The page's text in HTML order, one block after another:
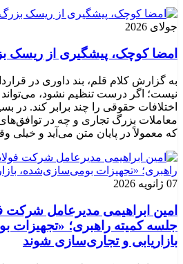
جولای 2026
امضا کوچک، پیشگیری از ریسک
به گزارش کلام قلم، بند داوری در
نیست؛ اگر درست تنظیم نشود،
اختلافات حقوقی را چند برابر کند. در
معاملات بزرگ تجاری و چه در
که معمولاً در پایان متن می‌آید و خیلی
07 ژانویه 2026
امین ابراهیمی مدیرعامل شرکت
جلسه کمیته راهبری؛ «تجهیزات
بازاریابی و تجاری‌سازی شوند